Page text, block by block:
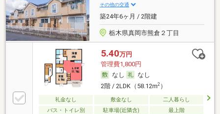
その他の交通
築24年6ヶ月 / 2階建
栃木県真岡市熊倉２丁目
5.40万円
管理費1,800円
なし
なし
2階 / 2LDK（58.12m2）
礼金なし 敷金なし
二人暮らし
バス・トイレ別
駐車場(近隣含) 最上階